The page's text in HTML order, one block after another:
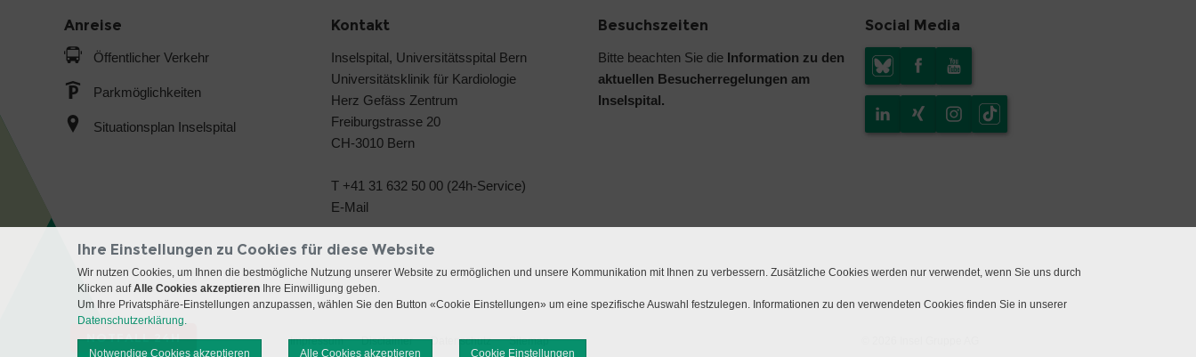
Anreise
Öffentlicher Verkehr
Parkmöglichkeiten
Situationsplan Inselspital
Kontakt
Inselspital, Universitätsspital Bern
Universitätsklinik für Kardiologie
Herz Gefäss Zentrum
Freiburgstrasse 20
CH-3010 Bern
T +41 31 632 50 00 (24h-Service)
E-Mail
Besuchszeiten
Bitte beachten Sie die Information zu den
aktuellen Besucherregelungen am
Inselspital.
Social Media
NOTFALL 24H Impressum Disclaimer Datenschutz Sitemap
Ihre Einstellungen zu Cookies für diese Website
Wir nutzen Cookies, um Ihnen die bestmögliche Nutzung unserer Website zu ermöglichen und unsere Kommunikation mit Ihnen zu verbessern. Zusätzliche Cookies werden nur verwendet, wenn Sie uns durch
Klicken aufAlle Cookies akzeptieren Ihre Einwilligung geben.
Um Ihre Privatsphäre-Einstellungen anzupassen, wählen Sie den Button «Cookie Einstellungen» um eine spezifische Auswahl festzulegen. Informationen zu den verwendeten Cookies finden Sie in unserer
Datenschutzerklärung.
Notwendige Cookies akzeptieren Alle Cookies akzeptieren Cookie Einstellungen